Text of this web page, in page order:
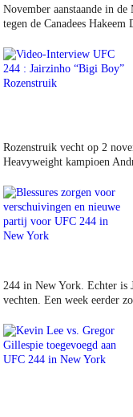
November aanstaande in
tegen de Canadees
Rozenstruik vecht op 2
Heavyweight kampioen
244 in New York. Echter is
vechten. Een week eerder